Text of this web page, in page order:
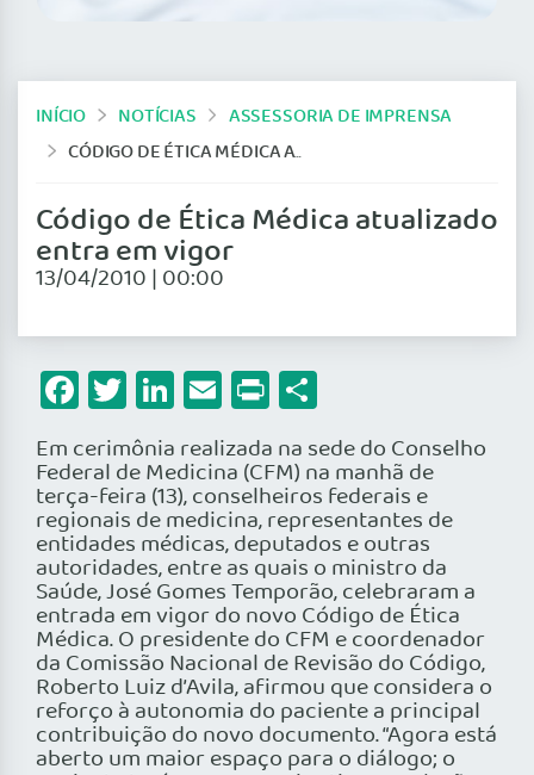
INÍCIO NOTÍCIAS
ASSESSORIA DE IMPRENSA
CÓDIGO DE ÉTICA MÉDICA ATUALIZADO ENTRA EM VIGOR
Código de Ética Médica atualizado
entra em vigor
13/04/2010 | 00:00
Facebook
Twitter
LinkedIn
Email
Print
Em cerimônia realizada na sede do Conselho
Federal de Medicina (CFM) na manhã de
terça-feira (13), conselheiros federais e
regionais de medicina, representantes de
entidades médicas, deputados e outras
autoridades, entre as quais o ministro da
Saúde, José Gomes Temporão, celebraram a
entrada em vigor do novo Código de Ética
Médica. O presidente do CFM e coordenador
da Comissão Nacional de Revisão do Código,
Roberto Luiz d’Avila, afirmou que considera o
reforço à autonomia do paciente a principal
contribuição do novo documento. “Agora está
aberto um maior espaço para o diálogo; o